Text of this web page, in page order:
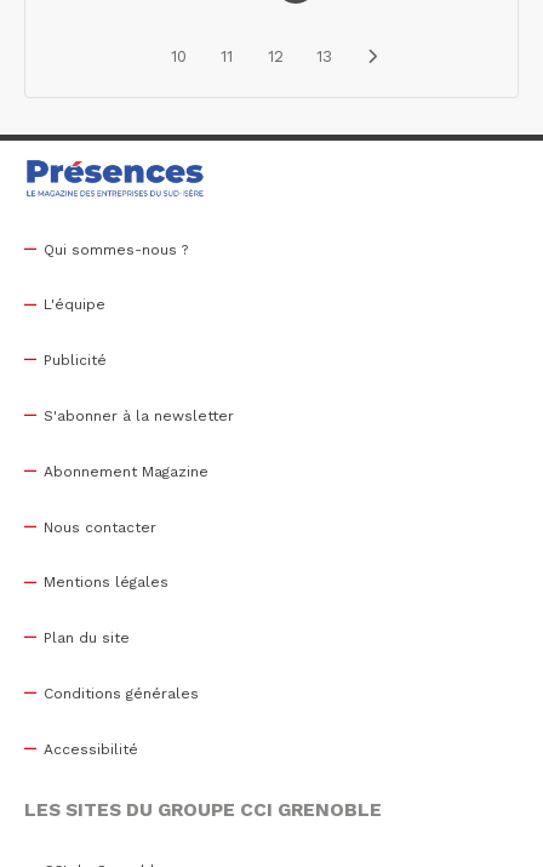
10 11 12 13
Qui sommes-nous ?
L'équipe
Publicité
S'abonner à la newsletter
Abonnement Magazine
Nous contacter
Mentions légales
Plan du site
Conditions générales
Accessibilité
LES SITES DU GROUPE CCI GRENOBLE